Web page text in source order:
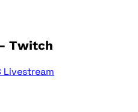
Twitch